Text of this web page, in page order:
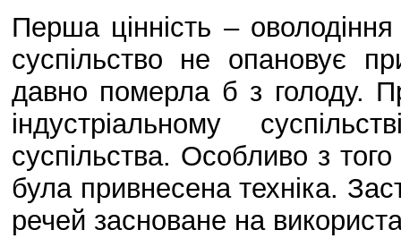
Перша цінність –
суспільство не опановує
давно померла б з голоду.
індустріальному
суспільства. Особливо з
була привнесена техніка.
речей засноване на